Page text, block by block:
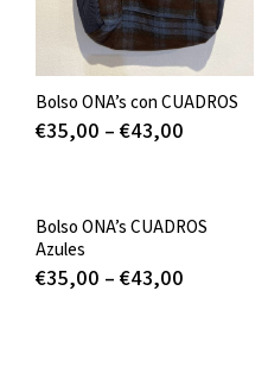
Bolso ONA’s con CUADROS
€35,00 – €43,00
Bolso ONA’s CUADROS
Azules
€35,00 – €43,00